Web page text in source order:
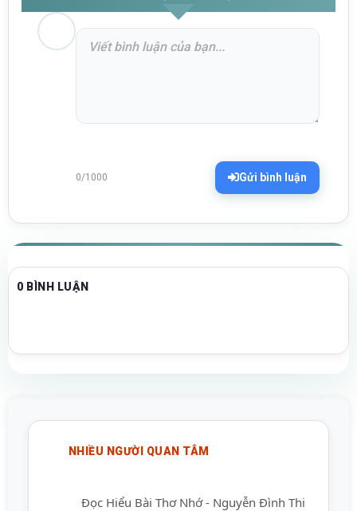
0/1000 Gửi bình luận
0 BÌNH LUẬN
NHIỀU NGƯỜI QUAN TÂM
Đọc Hiểu Bài Thơ Nhớ - Nguyễn Đình Thi